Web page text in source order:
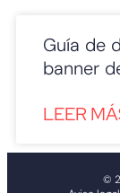
Guía de
banner
LEER
©